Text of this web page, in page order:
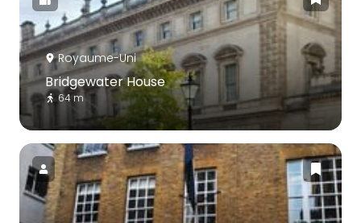
Royaume-Uni
Bridgewater House
64 m